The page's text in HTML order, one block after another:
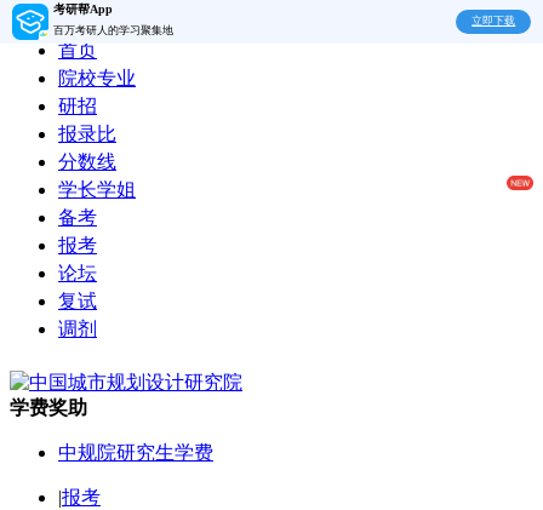
考研帮App
百万考研人的学习聚集地
立即下载
首页
院校专业
研招
报录比
分数线
学长学姐
备考
报考
论坛
复试
调剂
学费奖助
中规院研究生学费
|报考